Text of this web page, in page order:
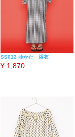
SS012 ゆかた 浴衣
¥ 1,870